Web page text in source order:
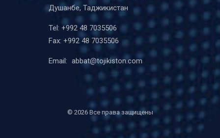
Душанбе, Таджикистан
Tel: +992 48 7035506
Fax: +992 48 7035506
Email: abbat@tojikiston.com
© 2026 Все права защищены